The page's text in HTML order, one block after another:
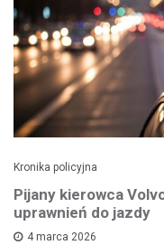
Kronika policyjna
Pijany kierowca
uprawnień do jazdy
4 marca 2026